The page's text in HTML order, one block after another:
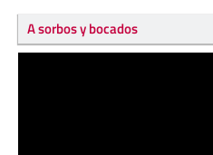
A sorbos y bocados